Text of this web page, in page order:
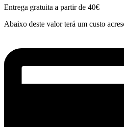
Entrega gratuita a partir de 40€
Abaixo deste valor terá um custo